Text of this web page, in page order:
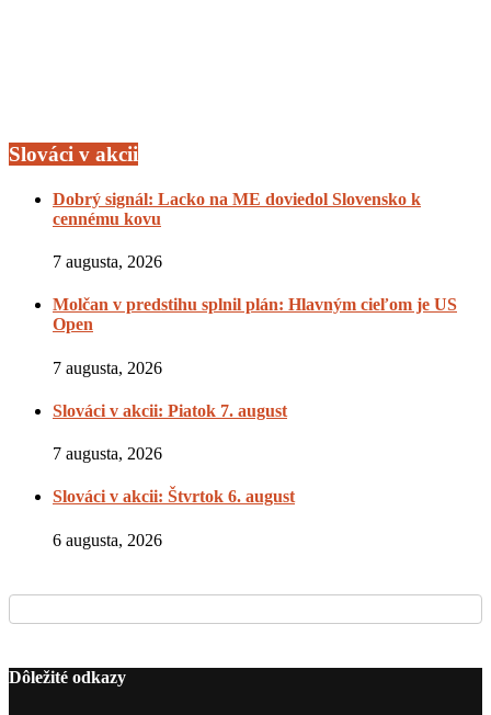
Slováci v akcii
Dobrý signál: Lacko na ME doviedol Slovensko k
cennému kovu
7 augusta, 2026
Molčan v predstihu splnil plán: Hlavným cieľom je US
Open
7 augusta, 2026
Slováci v akcii: Piatok 7. august
7 augusta, 2026
Slováci v akcii: Štvrtok 6. august
6 augusta, 2026
Dôležité odkazy